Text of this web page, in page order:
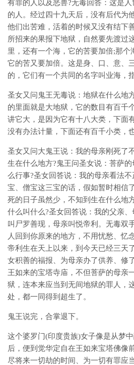
有罪的人以及恶兽?无毒回答：这是
的人。经过四十九天后，没有后代为
他们出苦难，活着的时候又没有结下
所招来的果报下地狱，自然要先渡过
里，还有一个海，它的苦要加倍;那个
它的苦又要加倍。这是身、口、意、
的，它们有一个共同的名字叫业海，
圣女又问鬼王无毒说：地狱在什么地
的里面就是大地狱，它的数目有百千
讲它大，是因为它有十八大类，下面
没有办法计量，下面还有百千小类，
圣女又问大鬼王说：我的母亲刚死了
生在什么地方?鬼王问圣女说：菩萨
么行事?圣女回答说：我的母亲看法
宝、僧宝这三宝的话，假如暂时相信
死的日子虽然少，不知到生在什么地
什么叫什么?圣女回答说：我的父亲
叫尸罗善现，母亲叫悦帝利。无毒双
人回到你原来的地方，不用忧愁、忆
帝利生在天上以来，到今天已经三天
女积善的福报、为母亲办了供养、修
王如来的宝塔寺庙，不但菩萨的母亲
狱，连本来应当到无间地狱的罪人，
处，都一同得到超生了。
鬼王说完，合掌退下。
这个婆罗门(印度贵族)女子像是从梦
后，便到觉华定自在王如来宝塔佛像
尽将来一切劫的时间、为一切有罪应